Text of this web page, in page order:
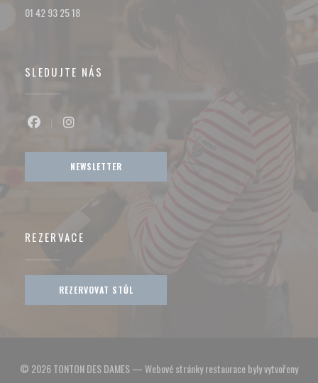
01 42 93 25 18
SLEDUJTE NÁS
Facebook ((otevře se v novém okně))
NEWSLETTER
REZERVACE
REZERVOVAT STŮL
© 2026 TONTON DES DAMES — Webové stránky restaurace byly vytvořeny